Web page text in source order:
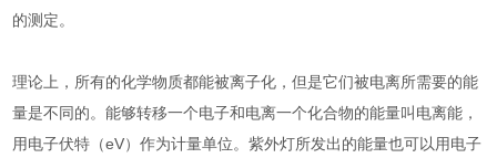
的测定。
理论上，所有的化学物质都能被离子化，但是它们被电离所需要的能
量是不同的。能够转移一个电子和电离一个化合物的能量叫电离能，
用电子伏特（eV）作为计量单位。紫外灯所发出的能量也可以用电子